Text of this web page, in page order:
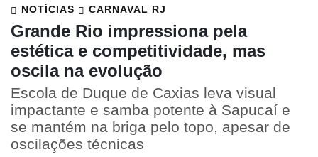
NOTÍCIAS CARNAVAL RJ
Grande Rio impressiona pela
estética e competitividade, mas
oscila na evolução
Escola de Duque de Caxias leva visual
impactante e samba potente à Sapucaí e
se mantém na briga pelo topo, apesar de
oscilações técnicas